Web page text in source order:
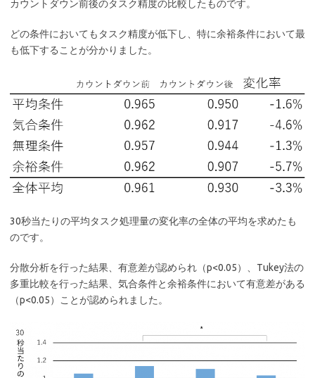
カウントダウン前後のタスク精度の比較したものです。
どの条件においてもタスク精度が低下し、特に余裕条件において最
も低下することが分かりました。
30秒当たりの平均タスク処理量の変化率の全体の平均を求めたも
のです。
分散分析を行った結果、有意差が認められ（p<0.05）、Tukey法の
多重比較を行った結果、気合条件と余裕条件において有意差がある
（p<0.05）ことが認められました。